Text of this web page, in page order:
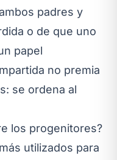
padres y
o de que uno
papel
no premia
se ordena al
los progenitores?
utilizados para